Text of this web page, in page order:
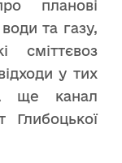
планові
та газу,
у тих
ще канал
Глибоцької